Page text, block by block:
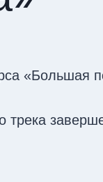
«Большая
трека